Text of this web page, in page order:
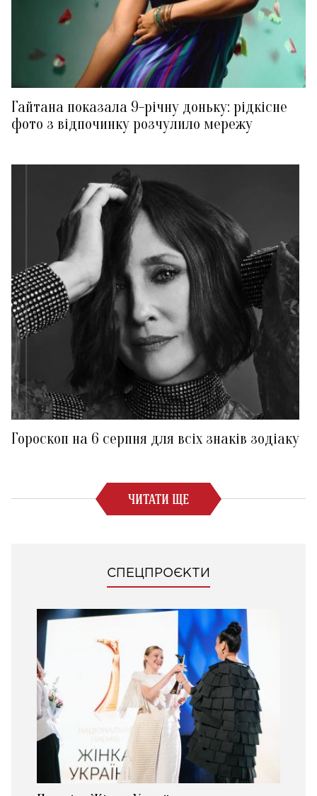
Гайтана показала 9-річну доньку: рідкісне
фото з відпочинку розчулило мережу
Гороскоп на 6 серпня для всіх знаків зодіаку
ЧИТАТИ ЩЕ
СПЕЦПРОЄКТИ